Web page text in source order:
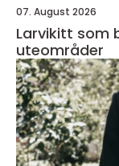
07. August 2026
Larvikitt som
uteområder